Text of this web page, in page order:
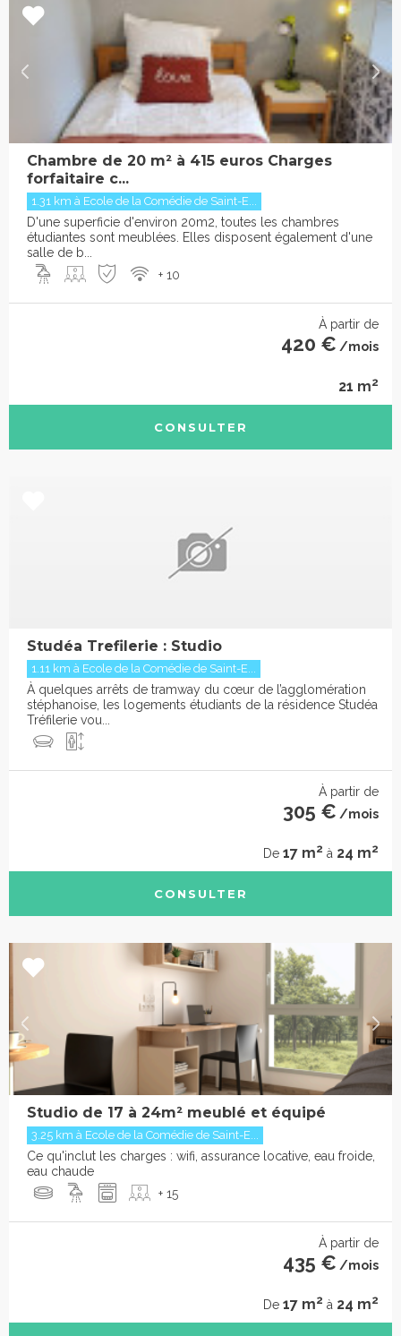
Chambre de 20 m² à 415 euros Charges
forfaitaire c...
1.31 km à Ecole de la Comédie de Saint-E...
D'une superficie d'environ 20m2, toutes les chambres
étudiantes sont meublées. Elles disposent également d'une
salle de b...
+ 10
À partir de
420 € /mois
21 m2
CONSULTER
Studéa Trefilerie : Studio
1.11 km à Ecole de la Comédie de Saint-E...
À quelques arrêts de tramway du cœur de l’agglomération
stéphanoise, les logements étudiants de la résidence Studéa
Tréfilerie vou...
À partir de
305 € /mois
De 17 m2 à 24 m2
CONSULTER
Studio de 17 à 24m² meublé et équipé
3.25 km à Ecole de la Comédie de Saint-E...
Ce qu'inclut les charges : wifi, assurance locative, eau froide,
eau chaude
+ 15
À partir de
435 € /mois
De 17 m2 à 24 m2